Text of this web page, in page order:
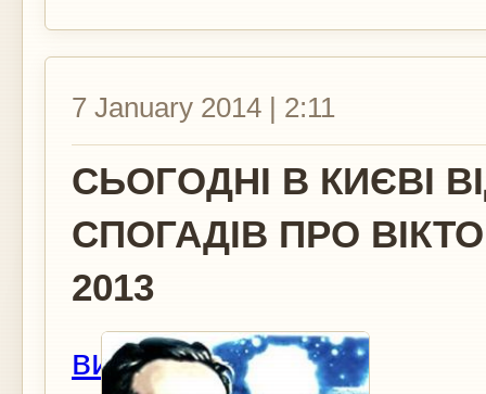
7 January 2014 | 2:11
СЬОГОДНІ В КИЄВІ
СПОГАДІВ ПРО
2013
вид